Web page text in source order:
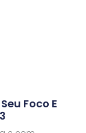
Foco E